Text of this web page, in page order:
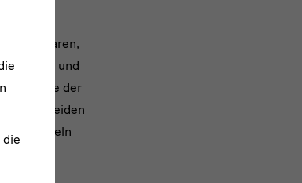
bereit waren,
und
im Sinne der
den beiden
die